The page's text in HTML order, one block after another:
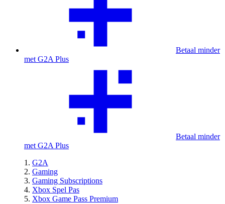
Betaal minder
met G2A Plus
Betaal minder
met G2A Plus
G2A
Gaming
Gaming Subscriptions
Xbox Spel Pas
Xbox Game Pass Premium